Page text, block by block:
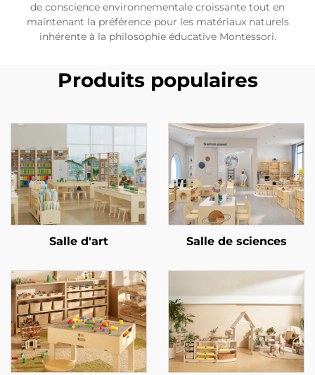
de conscience environnementale croissante tout en
maintenant la préférence pour les matériaux naturels
inhérente à la philosophie éducative Montessori.
Produits populaires
Salle d'art Salle de sciences